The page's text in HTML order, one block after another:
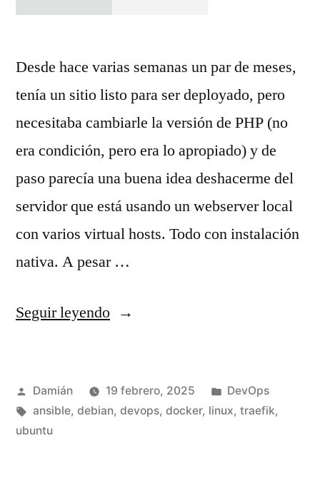
Desde hace varias semanas un par de meses,
tenía un sitio listo para ser deployado, pero
necesitaba cambiarle la versión de PHP (no
era condición, pero era lo apropiado) y de
paso parecía una buena idea deshacerme del
servidor que está usando un webserver local
con varios virtual hosts. Todo con instalación
nativa. A pesar …
Seguir leyendo«Automatizar
Docker
y
Publicado
por
Damián 19 febrero, 2025
Publicado
en
DevOps
Etiquetas:
ansible, debian, devops, docker, linux, traefik,
ubuntu